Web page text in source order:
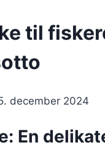
til
december 2024
En